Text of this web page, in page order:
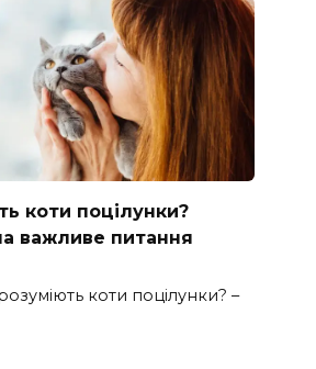
коти поцілунки?
важливе питання
коти поцілунки? –